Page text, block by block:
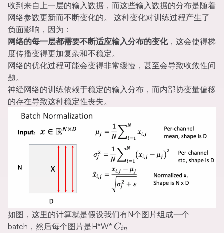
收到来自上一层的输入数据，而这些输入数据的分布是随着
网络参数更新而不断变化的。 这种变化对训练过程产生了
负面影响，因为：
网络的每一层都需要不断适应输入分布的变化，这会使得梯
度传播变得更加复杂和不稳定。
网络的优化过程可能会变得非常缓慢，甚至会导致收敛性问
题。
神经网络的训练依赖于稳定的输入分布，而内部协变量偏移
的存在导致这种稳定性丧失。
如图，这里的计算就是假设我们有N个图片组成一个
batch，然后每个图片是H*W* C_{in}
Cin